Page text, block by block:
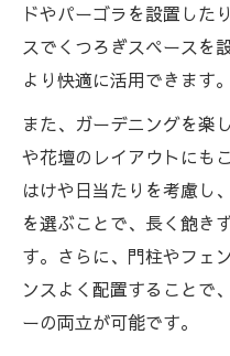
エクステリア選
おしゃれな外構空
が鍵
エクステリア
する方法
外構の印象を
方
ドやパーゴラを設置した
スでくつろぎスペースを
より快適に活用できます。
また、ガーデニングを楽
や花壇のレイアウトにも
はけや日当たりを考慮し
を選ぶことで、長く飽き
す。さらに、門柱やフェ
ンスよく配置することで
ーの両立が可能です。